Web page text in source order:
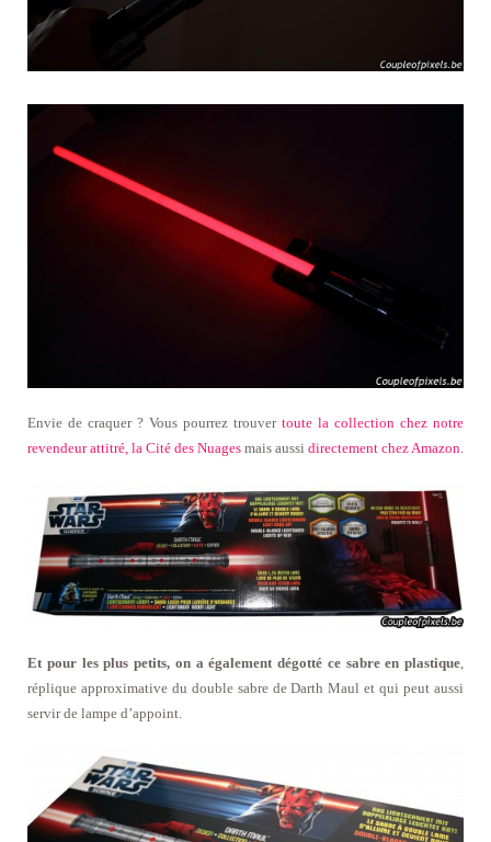
Envie de craquer ? Vous pourrez trouver toute la collection chez notre
revendeur attitré, la Cité des Nuages mais aussi directement chez Amazon.
Et pour les plus petits, on a également dégotté ce sabre en plastique
réplique approximative du double sabre de Darth Maul et qui peut aussi
servir de lampe d’appoint.